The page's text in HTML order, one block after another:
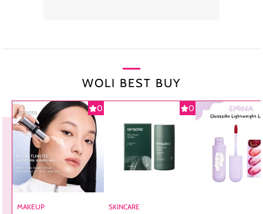
WOLI BEST BUY
0
MAKEUP
0
SKINCARE